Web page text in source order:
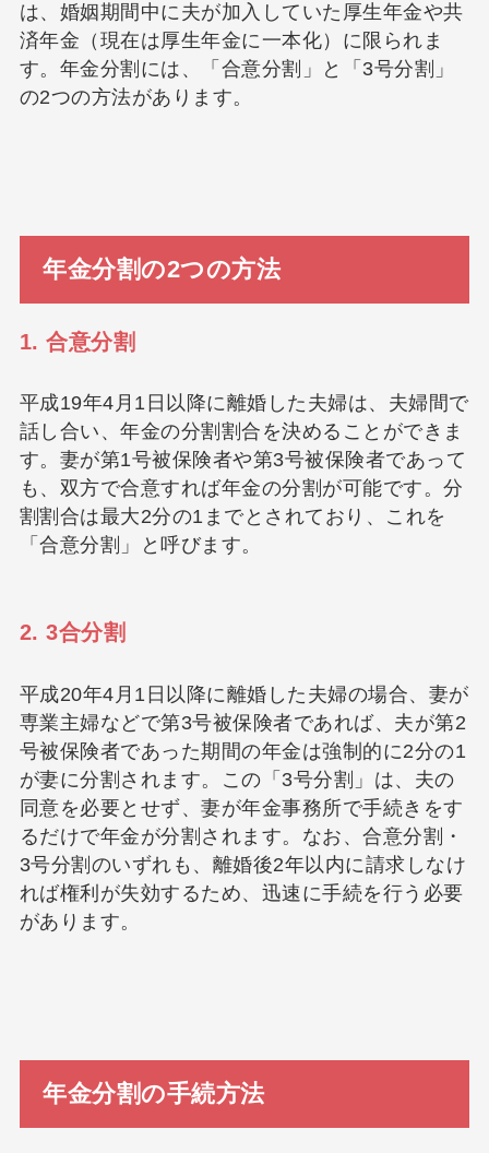
は、婚姻期間中に夫が加入していた厚生年金や共
済年金（現在は厚生年金に一本化）に限られま
す。年金分割には、「合意分割」と「3号分割」
の2つの方法があります。
年金分割の2つの方法
1. 合意分割
平成19年4月1日以降に離婚した夫婦は、夫婦間で
話し合い、年金の分割割合を決めることができま
す。妻が第1号被保険者や第3号被保険者であって
も、双方で合意すれば年金の分割が可能です。分
割割合は最大2分の1までとされており、これを
「合意分割」と呼びます。
2. 3合分割
平成20年4月1日以降に離婚した夫婦の場合、妻が
専業主婦などで第3号被保険者であれば、夫が第2
号被保険者であった期間の年金は強制的に2分の1
が妻に分割されます。この「3号分割」は、夫の
同意を必要とせず、妻が年金事務所で手続きをす
るだけで年金が分割されます。なお、合意分割・
3号分割のいずれも、離婚後2年以内に請求しなけ
れば権利が失効するため、迅速に手続を行う必要
があります。
年金分割の手続方法